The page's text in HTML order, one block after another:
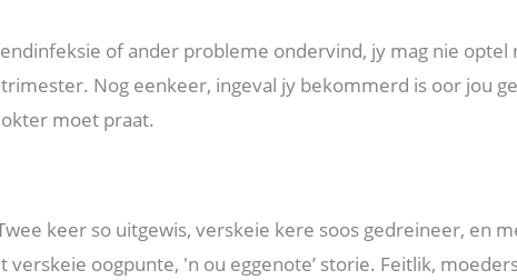
of ander probleme ondervind, jy mag nie optel
Nog eenkeer, ingeval jy bekommerd is oor jou
moet praat.
keer so uitgewis, verskeie kere soos gedreineer, en
verskeie oogpunte, 'n ou eggenote’ storie. Feitlik,